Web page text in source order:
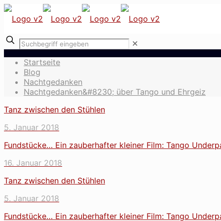
✕
Startseite
Blog
Nachtgedanken
Nachtgedanken&#8230; über Tango und Ehrgeiz
Tanz zwischen den Stühlen
5. Januar 2018
Fundstücke… Ein zauberhafter kleiner Film: Tango
16. Januar 2018
Tanz zwischen den Stühlen
5. Januar 2018
Fundstücke… Ein zauberhafter kleiner Film: Tango